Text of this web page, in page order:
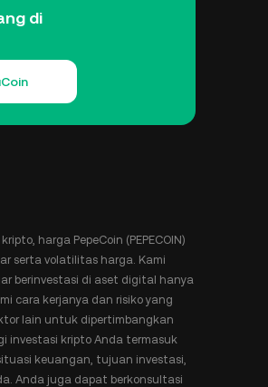
di
harga PepeCoin (PEPECOIN)
serta volatilitas harga. Kami
berinvestasi di aset digital hanya
cara kerjanya dan risiko yang
lain untuk dipertimbangkan
investasi kripto Anda termasuk
keuangan, tujuan investasi,
Anda juga dapat berkonsultasi